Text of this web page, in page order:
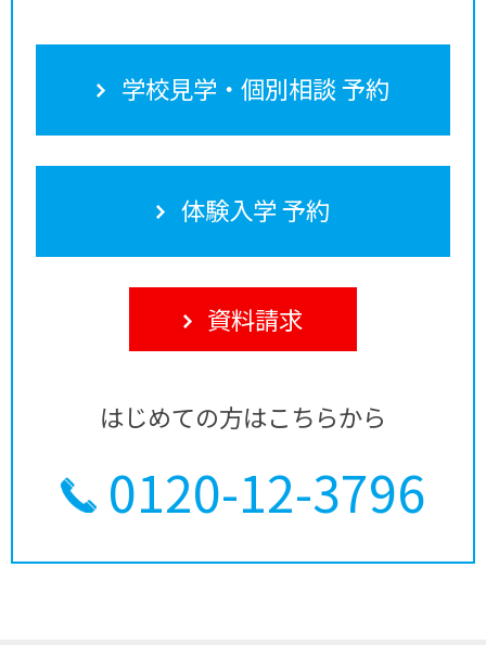
学校見学・個別相談 予約
体験入学 予約
資料請求
はじめての方はこちらから
0120-12-3796